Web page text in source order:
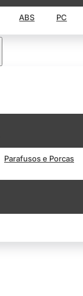
ABS PC
Parafusos e Porcas